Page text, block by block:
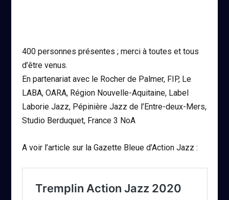
400 personnes présentes ; merci à toutes et tous
d’être venus.
En partenariat avec le Rocher de Palmer, FIP, Le
LABA, OARA, Région Nouvelle-Aquitaine, Label
Laborie Jazz, Pépinière Jazz de l’Entre-deux-Mers,
Studio Berduquet, France 3 NoA
A voir l’article sur la Gazette Bleue d’Action Jazz :